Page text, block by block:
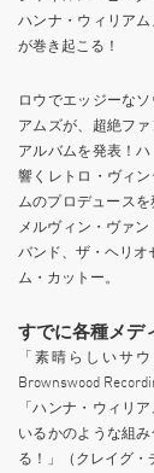
ハンナ・ウィリア
が巻き起こる！
ロウでエッジーな
アムズが、超絶フ
アルバムを発表！
響くレトロ・ヴィ
ムのプロデュースを
メルヴィン・ヴァ
バンド、ザ・ヘリオ
ム・カットー。
すでに各種メデ
「素晴らしいサ
Brownswood
「ハンナ・ウィリ
いるかのような組
る！」（クレイグ・